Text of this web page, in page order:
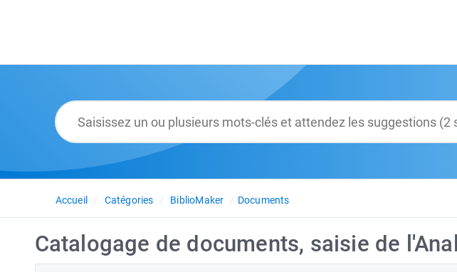
Accueil Catégories BiblioMaker Documents
Catalogage de documents, saisie de